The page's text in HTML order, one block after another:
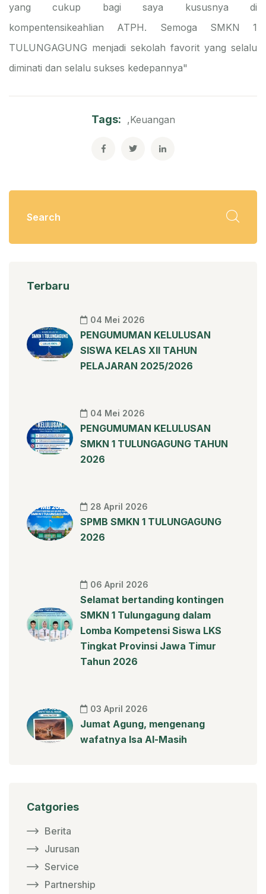
yang cukup bagi saya kususnya di
kompentensikeahlian ATPH. Semoga SMKN 1
TULUNGAGUNG menjadi sekolah favorit yang selalu
diminati dan selalu sukses kedepannya"
Tags: ,Keuangan
Terbaru
04 Mei 2026
PENGUMUMAN KELULUSAN
SISWA KELAS XII TAHUN
PELAJARAN 2025/2026
04 Mei 2026
PENGUMUMAN KELULUSAN
SMKN 1 TULUNGAGUNG TAHUN
2026
28 April 2026
SPMB SMKN 1 TULUNGAGUNG
2026
06 April 2026
Selamat bertanding kontingen
SMKN 1 Tulungagung dalam
Lomba Kompetensi Siswa LKS
Tingkat Provinsi Jawa Timur
Tahun 2026
03 April 2026
Jumat Agung, mengenang
wafatnya Isa Al-Masih
Catgories
Berita
Jurusan
Service
Partnership